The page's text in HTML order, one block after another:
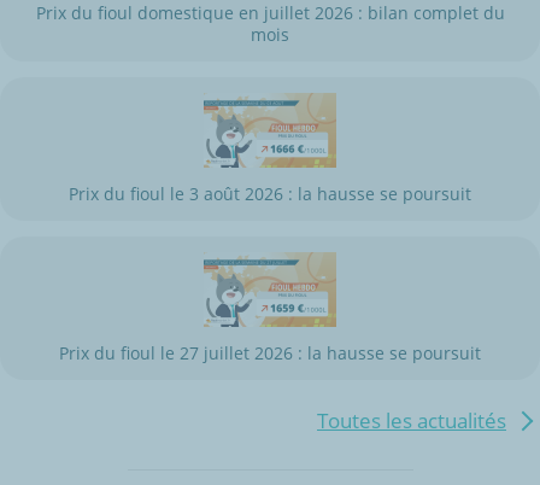
Prix du fioul domestique en juillet 2026 : bilan complet du
mois
Prix du fioul le 3 août 2026 : la hausse se poursuit
Prix du fioul le 27 juillet 2026 : la hausse se poursuit
Toutes les actualités